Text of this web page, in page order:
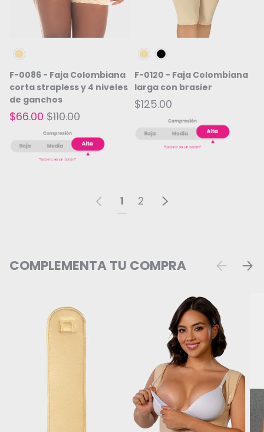
F-0086 - Faja Colombiana
corta strapless y 4 niveles
de ganchos
$66.00 $110.00
F-0120 - Faja Colombiana
larga con brasier
$125.00
Anterior
1 2 Siguiente
COMPLEMENTA TU COMPRA ANTERIOR